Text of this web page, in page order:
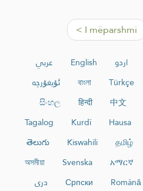
< I mëparshmi
عربي English اردو
ئۇيغۇرچە
বাংলা Türkçe
සිංහල
हिन्दी 中文
Tagalog
Kurdî Hausa
తెలుగు
Kiswahili தமிழ்
অসমীয়া
Svenska አማርኛ
دری
Српски Română